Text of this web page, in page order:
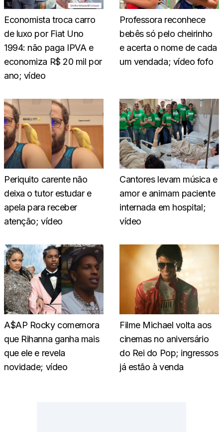
Economista troca carro
de luxo por Fiat Uno
1994: não paga IPVA e
economiza R$ 20 mil por
ano; vídeo
Professora reconhece
bebês só pelo cheirinho
e acerta o nome de cada
um vendada; vídeo fofo
Periquito carente não
deixa o tutor estudar e
apela para receber
atenção; vídeo
Cantores levam música e
amor e animam paciente
internada em hospital;
vídeo
A$AP Rocky comemora
que Rihanna ganha mais
que ele e revela
novidade; vídeo
Filme Michael volta aos
cinemas no aniversário
do Rei do Pop; ingressos
já estão à venda